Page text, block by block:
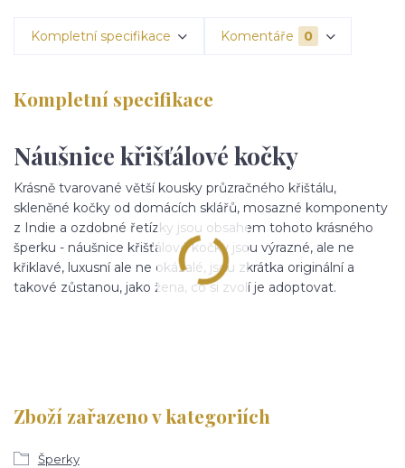
Kompletní specifikace Komentáře 0
Kompletní specifikace
Náušnice křišťálové kočky
Krásně tvarované větší kousky průzračného křištálu,
skleněné kočky od domácích sklářů, mosazné komponenty
z Indie a ozdobné řetízky jsou obsahem tohoto krásného
šperku - náušnice křišťálové kočky jsou výrazné, ale ne
křiklavé, luxusní ale ne okázalé, jsou zkrátka originální a
takové zůstanou, jako žena, co si zvolí je adoptovat.
Zboží zařazeno v kategoriích
Šperky